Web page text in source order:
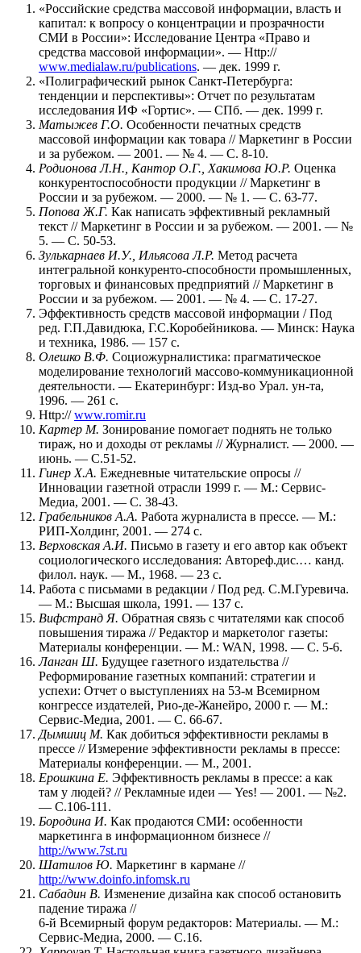
«Российские средства массовой информации, власть и
капитал: к вопросу о концентрации и прозрачности
СМИ в России»: Исследование Центра «Право и
средства массовой информации». — Http://
www.medialaw.ru/publications. — дек. 1999 г.
«Полиграфический рынок Санкт-Петербурга:
тенденции и перспективы»: Отчет по результатам
исследования ИФ «Гортис». — СПб. — дек. 1999 г.
Матыжев Г.О. Особенности печатных средств
массовой информации как товара // Маркетинг в России
и за рубежом. — 2001. — № 4. — С. 8-10.
Родионова Л.Н., Кантор О.Г., Хакимова Ю.Р. Оценка
конкурентоспособности продукции // Маркетинг в
России и за рубежом. — 2000. — № 1. — С. 63-77.
Попова Ж.Г. Как написать эффективный рекламный
текст // Маркетинг в России и за рубежом. — 2001. — №
5. — С. 50-53.
Зулькарнаев И.У., Ильясова Л.Р. Метод расчета
интегральной конкуренто-способности промышленных,
торговых и финансовых предприятий // Маркетинг в
России и за рубежом. — 2001. — № 4. — С. 17-27.
Эффективность средств массовой информации / Под
ред. Г.П.Давидюка, Г.С.Коробейникова. — Минск: Наука
и техника, 1986. — 157 с.
Олешко В.Ф. Социожурналистика: прагматическое
моделирование технологий массово-коммуникационной
деятельности. — Екатеринбург: Изд-во Урал. ун-та,
1996. — 261 с.
Http://www.romir.ru
Картер М. Зонирование помогает поднять не только
тираж, но и доходы от рекламы // Журналист. — 2000. —
июнь. — С.51-52.
Гинер Х.А. Ежедневные читательские опросы //
Инновации газетной отрасли 1999 г. — М.: Сервис-
Медиа, 2001. — С. 38-43.
Грабельников А.А. Работа журналиста в прессе. — М.:
РИП-Холдинг, 2001. — 274 с.
Верховская А.И. Письмо в газету и его автор как объект
социологического исследования: Автореф.дис.… канд.
филол. наук. — М., 1968. — 23 с.
Работа с письмами в редакции / Под ред. С.М.Гуревича.
— М.: Высшая школа, 1991. — 137 с.
Вифстранд Я. Обратная связь с читателями как способ
повышения тиража // Редактор и маркетолог газеты:
Материалы конференции. — М.: WAN, 1998. — С. 5-6.
Ланган Ш. Будущее газетного издательства //
Реформирование газетных компаний: стратегии и
успехи: Отчет о выступлениях на 53-м Всемирном
конгрессе издателей, Рио-де-Жанейро, 2000 г. — М.:
Сервис-Медиа, 2001. — С. 66-67.
Дымшиц М. Как добиться эффективности рекламы в
прессе // Измерение эффективности рекламы в прессе:
Материалы конференции. — М., 2001.
Ерошкина Е. Эффективность рекламы в прессе: а как
там у людей? // Рекламные идеи — Yes! — 2001. — №2.
— С.106-111.
Бородина И. Как продаются СМИ: особенности
маркетинга в информационном бизнесе //
http://www.7st.ru
Шатилов Ю. Маркетинг в кармане //
http://www.doinfo.infomsk.ru
Сабадин В. Изменение дизайна как способ остановить
падение тиража //
6-й Всемирный форум редакторов: Материалы. — М.:
Сервис-Медиа, 2000. — С.16.